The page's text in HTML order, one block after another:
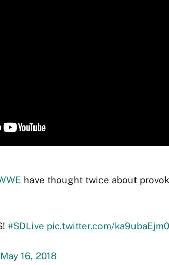
have thought twice about
#SDLive pic.twitter.com/ka9ubaEjm0
May 16, 2018